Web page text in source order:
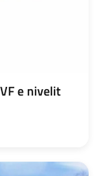
e nivelit